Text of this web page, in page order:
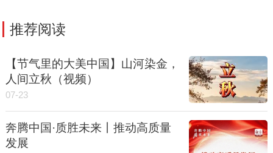
推荐阅读
【节气里的大美中国】山河染金，
人间立秋（视频）
07-23
奔腾中国·质胜未来丨推动高质量
发展